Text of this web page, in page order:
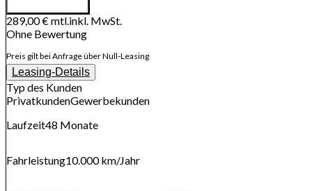
289,00 €mtl.inkl. MwSt.
Ohne Bewertung
Preis gilt bei Anfrage über Null-Leasing
Leasing-Details
Typ des Kunden
PrivatkundenGewerbekunden
Laufzeit48 Monate
Fahrleistung10.000 km/Jahr